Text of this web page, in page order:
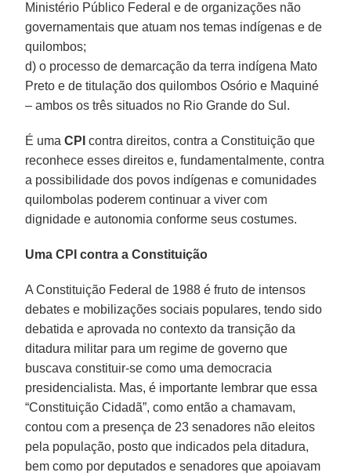
Ministério Público Federal e de organizações não
governamentais que atuam nos temas indígenas e de
quilombos;
d) o processo de demarcação da terra indígena Mato
Preto e de titulação dos quilombos Osório e Maquiné
– ambos os três situados no Rio Grande do Sul.
É umaCPI contra direitos, contra a Constituição que
reconhece esses direitos e, fundamentalmente, contra
a possibilidade dos povos indígenas e comunidades
quilombolas poderem continuar a viver com
dignidade e autonomia conforme seus costumes.
Uma CPI contra a Constituição
A Constituição Federal de 1988 é fruto de intensos
debates e mobilizações sociais populares, tendo sido
debatida e aprovada no contexto da transição da
ditadura militar para um regime de governo que
buscava constituir-se como uma democracia
presidencialista. Mas, é importante lembrar que essa
“Constituição Cidadã”, como então a chamavam,
contou com a presença de 23 senadores não eleitos
pela população, posto que indicados pela ditadura,
bem como por deputados e senadores que apoiavam